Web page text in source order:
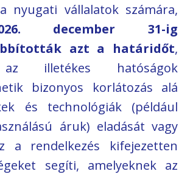
nyugati vállalatok számára,
december 31-ig
azt a határidőt,
illetékes hatóságok
bizonyos korlátozás alá
és technológiák (például
áruk) eladását vagy
a rendelkezés kifejezetten
segíti, amelyeknek az